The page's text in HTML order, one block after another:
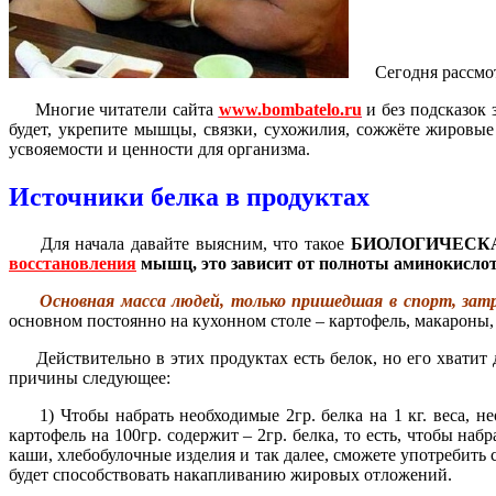
Сегодня
Многие читатели сайта www.bombatelo.ru и без
будет, укрепите мышцы, связки, сухожилия, сожжёте
усвояемости и ценности для организма.
Источники белка в продуктах
Для начала давайте выясним, что такое БИОЛОГИЧЕСКАЯ
восстановления мышц, это зависит от полноты
Основная масса людей, только пришедшая в спорт,
основном постоянно на кухонном столе – картофель,
Действительно в этих продуктах есть белок, но его
причины следующее:
1) Чтобы набрать необходимые 2гр. белка на 1 кг. веса,
картофель на 100гр. содержит – 2гр. белка, то есть, чтобы
каши, хлебобулочные изделия и так далее, сможете
будет способствовать накапливанию жировых отложений.